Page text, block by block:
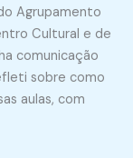
Agrupamento
Cultural e de
comunicação
sobre como
aulas, com